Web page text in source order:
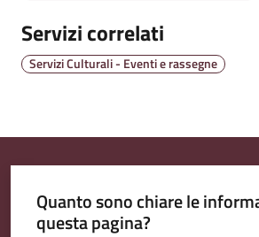
Seguici
su
Servizi correlati
Servizi Culturali - Eventi e rassegne
Quanto sono chiare le
questa pagina?